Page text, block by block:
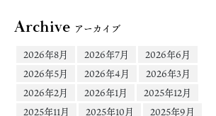
Archive アーカイブ
2026年8月
2026年7月
2026年6月
2026年5月
2026年4月
2026年3月
2026年2月
2026年1月
2025年12月
2025年11月
2025年10月
2025年9月